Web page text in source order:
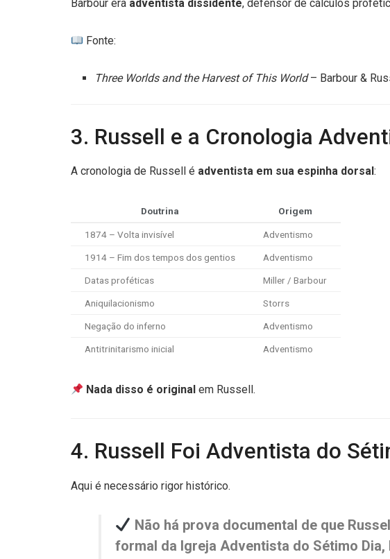
Barbour era adventista dissidente, defensor de cálculos
Fonte:
Three Worlds and the Harvest of This World– Barbour &
3. Russell e a Cronologia
A cronologia de Russell é adventista em sua espinha dorsal :
Doutrina Origem
1874 – Volta invisível Adventismo
1914 – Fim dos tempos dos gentios Adventismo
Datas proféticas Miller / Barbour
Aniquilacionismo Storrs
Negação do inferno Adventismo
Antitrinitarismo inicial Adventismo
Nada disso é original em Russell.
4. Russell Foi Adventista do
Aqui é necessário rigor histórico.
Não há prova documental de que
formal da Igreja Adventista do Sétimo Dia,